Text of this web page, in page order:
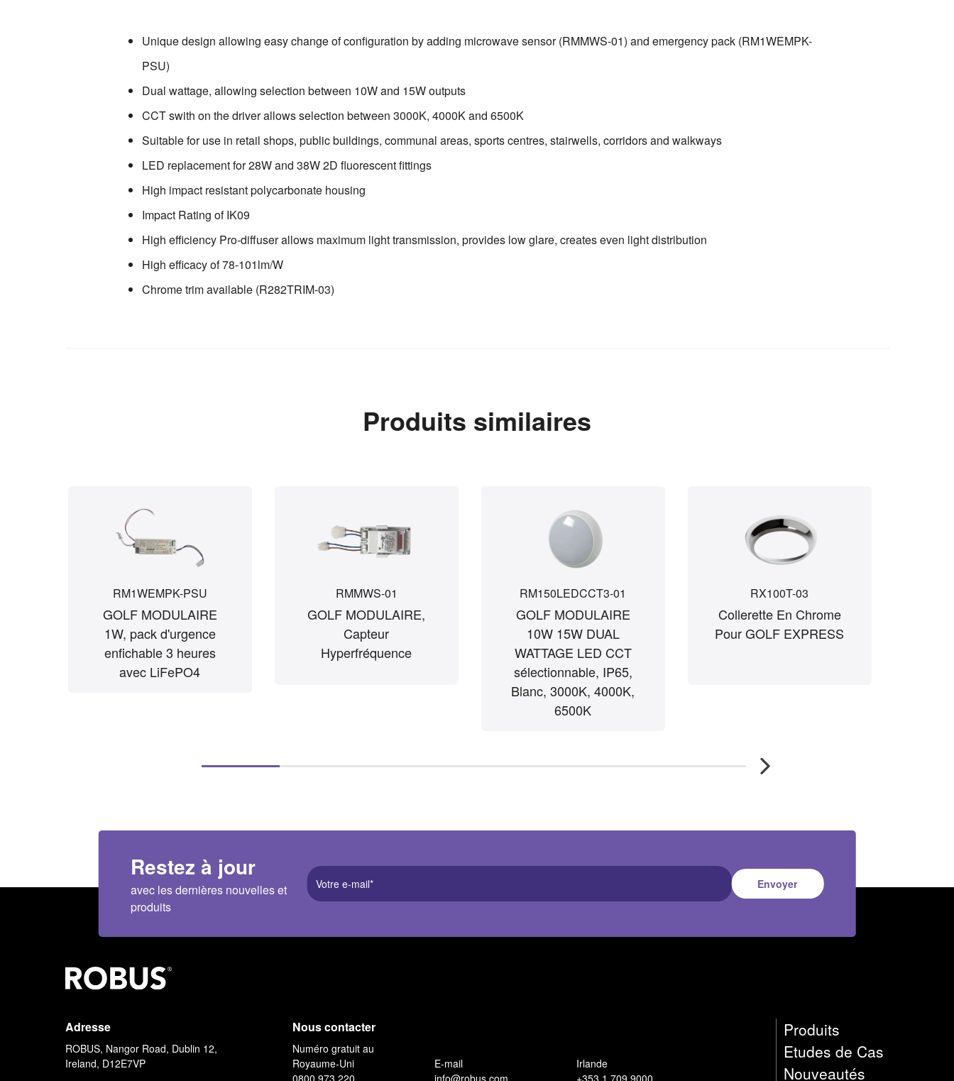
Unique design allowing easy change of configuration by adding microwave sensor (RMMWS-01) and emergency pack (RM1WEMPK-
PSU)
Dual wattage, allowing selection between 10W and 15W outputs
CCT swith on the driver allows selection between 3000K, 4000K and 6500K
Suitable for use in retail shops, public buildings, communal areas, sports centres, stairwells, corridors and walkways
LED replacement for 28W and 38W 2D fluorescent fittings
High impact resistant polycarbonate housing
Impact Rating of IK09
High efficiency Pro-diffuser allows maximum light transmission, provides low glare, creates even light distribution
High efficacy of 78-101lm/W
Chrome trim available (R282TRIM-03)
Produits similaires
RM1WEMPK-PSU
GOLF MODULAIRE
1W, pack d'urgence
enfichable 3 heures
avec LiFePO4
RMMWS-01
GOLF MODULAIRE,
Capteur
Hyperfréquence
RM150LEDCCT3-01
GOLF MODULAIRE
10W 15W DUAL
WATTAGE LED CCT
sélectionnable, IP65,
Blanc, 3000K, 4000K,
6500K
RX100T-03
Collerette En Chrome
Pour GOLF EXPRESS
Restez à jour
avec les dernières nouvelles et
produits
Envoyer
Adresse
ROBUS, Nangor Road, Dublin 12,
Ireland, D12E7VP
Nous contacter
Numéro gratuit au
Royaume-Uni
0800 973 220
E-mail
info@robus.com
Irlande
+353 1 709 9000
Produits
Etudes de Cas
Nouveautés